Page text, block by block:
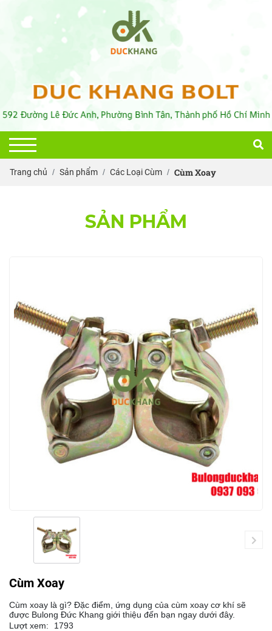
Trang chủ Sản phẩm Các Loại Cùm Cùm Xoay
SẢN PHẨM
Cùm Xoay
Cùm xoay là gì? Đặc điểm, ứng dụng của cùm xoay cơ khí sẽ
được Bulong Đức Khang giới thiệu đến bạn ngay dưới đây.
Lượt xem:
1793